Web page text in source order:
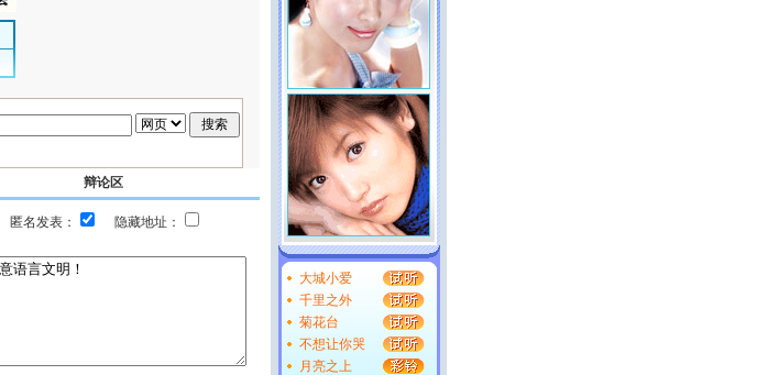
辩论区
匿名发表：
隐藏地址：
大城小爱
千里之外
菊花台
不想让你哭
月亮之上